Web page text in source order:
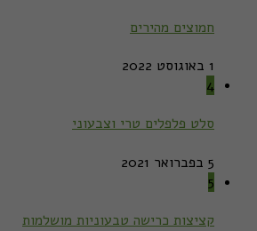
חמוצים מהירים
1 באוגוסט 2022
4
סלט פלפלים טרי וצבעוני
5 בפברואר 2021
5
קציצות כרישה טבעוניות מושלמות